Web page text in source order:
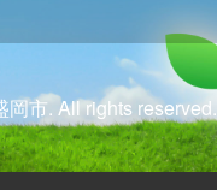
市. All rights reserved.